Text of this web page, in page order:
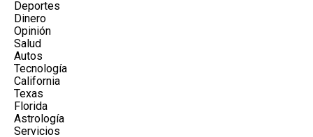
Deportes
Dinero
Opinión
Salud
Autos
Tecnología
California
Texas
Florida
Astrología
Servicios